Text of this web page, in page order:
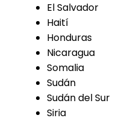
El Salvador
Haití
Honduras
Nicaragua
Somalia
Sudán
Sudán del Sur
Siria